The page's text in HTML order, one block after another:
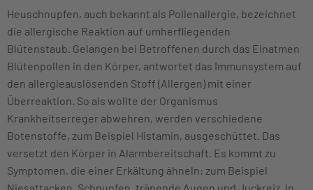
Heuschnupfen, auch bekannt als Pollenallergie, bezeichnet
die allergische Reaktion auf umherfliegenden
Blütenstaub. Gelangen bei Betroffenen durch das Einatmen
Blütenpollen in den Körper, antwortet das Immunsystem auf
den allergieauslösenden Stoff (Allergen) mit einer
Überreaktion. So als wollte der Organismus
Krankheitserreger abwehren, werden verschiedene
Botenstoffe, zum Beispiel Histamin, ausgeschüttet. Das
versetzt den Körper in Alarmbereitschaft. Es kommt zu
Symptomen, die einer Erkältung ähneln: zum Beispiel
Niesattacken, Schnupfen, tränende Augen und Juckreiz. In